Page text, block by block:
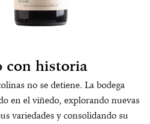
con historia
no se detiene. La bodega
en el viñedo, explorando nuevas
variedades y consolidando su